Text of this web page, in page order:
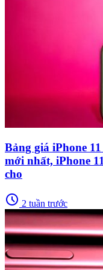
Bảng giá iPhone
mới nhất, iPhone
cho
schedule 2 tuần trước